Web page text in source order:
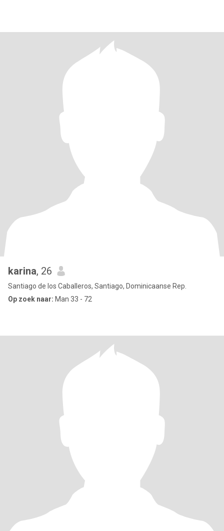
karina, 26
Santiago de los Caballeros, Santiago, Dominicaanse Rep.
Op zoek naar: Man 33 - 72